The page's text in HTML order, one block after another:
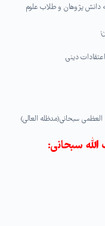
پژوهان و طلاب علوم
دینی.
سبحانی(مدظله العالی)
سبحانی: